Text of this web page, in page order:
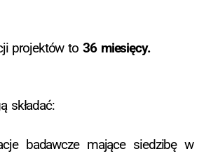
projektów to 36 miesięcy.
składać:
badawcze mające siedzibę w